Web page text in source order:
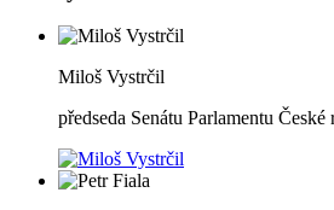
Miloš Vystrčil
předseda Senátu Parlamentu